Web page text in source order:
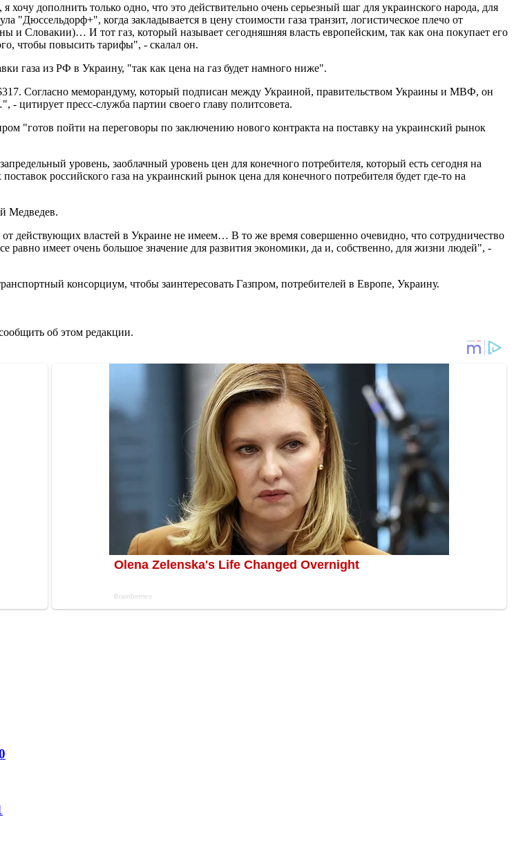
дополнить только одно, что это действительно очень серьезный шаг для украинского народа, для
когда закладывается в цену стоимости газа транзит, логистическое плечо от
Словакии)… И тот газ, который называет сегодняшняя власть европейским, так как она покупает его
чтобы повысить тарифы", - скалал он.
газа из РФ в Украину, "так как цена на газ будет намного ниже".
Согласно меморандуму, который подписан между Украиной, правительством Украины и МВФ, он
цитирует пресс-служба партии своего главу политсовета.
пойти на переговоры по заключению нового контракта на поставку на украинский рынок
уровень, заоблачный уровень цен для конечного потребителя, который есть сегодня на
российского газа на украинский рынок цена для конечного потребителя будет где-то на
Медведев.
действующих властей в Украине не имеем… В то же время совершенно очевидно, что сотрудничество
имеет очень большое значение для развития экономики, да и, собственно, для жизни людей", -
консорциум, чтобы заинтересовать Газпром, потребителей в Европе, Украину.
об этом редакции.